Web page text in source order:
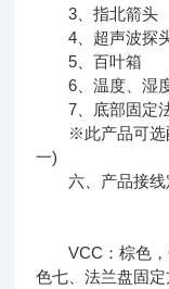
3、指北箭头
4、超声波探
5、百叶箱
6、温度、湿度
7、底部固定
※此产品可选配
一)
六、产品接线
VCC：棕色，
色七、法兰盘固